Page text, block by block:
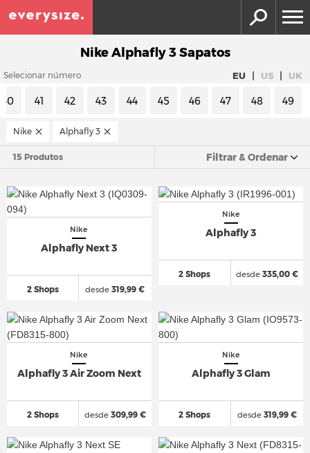
Nike Alphafly 3 Sapatos
Selecionar número EU | US | UK
40 41 42 43 44 45 46 47 48 49
Nike Alphafly 3
15 Produtos Filtrar & Ordenar
Nike
Alphafly Next 3
2 Shops desde 319,99 €
Nike
Alphafly 3
2 Shops desde335,00 €
Nike
Alphafly 3 Air Zoom Next
2 Shops desde309,99 €
Nike
Alphafly 3 Glam
2 Shops desde319,99 €